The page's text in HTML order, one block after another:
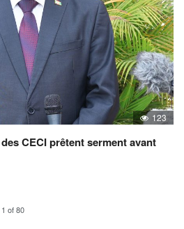
123
CECI prêtent serment avant
1 of80